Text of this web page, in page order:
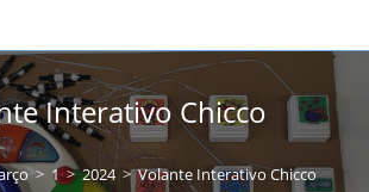
Interativo Chicco
> 1 > 2024 > Volante Interativo Chicco